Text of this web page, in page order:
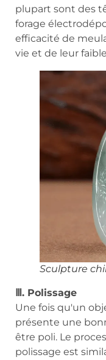
plupart sont des
forage
efficacité de
vie et de leur
Sculpture
Ⅲ. Polissage
Une fois qu'un
présente une
être poli. Le
polissage est